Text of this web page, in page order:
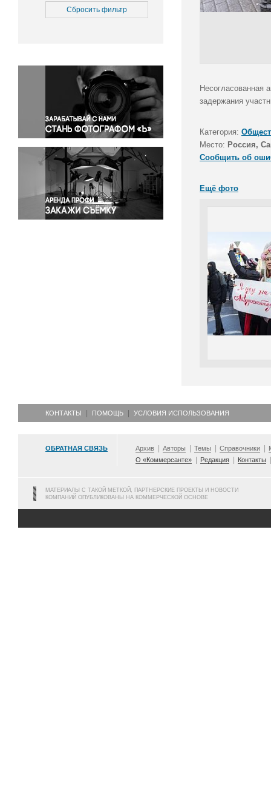
Медицина
Окружающая среда
Политика
Правосудие
Происшествия и конфликты
Религия
Светская жизнь
Спорт
Экология
Экономика и бизнес
Сбросить фильтр
Несогласованная
задержания
Категория:
Место: Россия,
Сообщить об
Ещё фото
КОНТАКТЫ ПОМОЩЬ УСЛОВИЯ ИСПОЛЬЗОВАНИЯ
ОБРАТНАЯ СВЯЗЬ Архив Авторы Темы Справочники
О «Коммерсанте»
Редакция Контакты
МАТЕРИАЛЫ С ТАКОЙ МЕТКОЙ, ПАРТНЕРСКИЕ ПРОЕКТЫ И НОВОСТИ
КОМПАНИЙ ОПУБЛИКОВАНЫ НА КОММЕРЧЕСКОЙ ОСНОВЕ